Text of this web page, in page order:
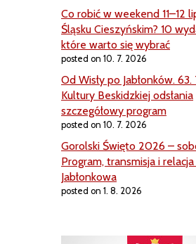
Co robić w weekend 11–12
Śląsku Cieszyńskim? 10
które warto się wybrać
posted on 10. 7. 2026
Od Wisły po Jabłonków.
Kultury Beskidzkiej odsłania
szczegółowy program
posted on 10. 7. 2026
Gorolski Święto 2026 –
Program, transmisja i
Jabłonkowa
posted on 1. 8. 2026